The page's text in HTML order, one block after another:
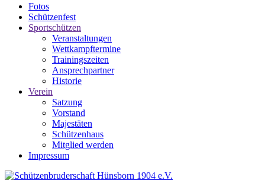
Fotos
Schützenfest
Sportschützen
Veranstaltungen
Wettkampftermine
Trainingszeiten
Ansprechpartner
Historie
Verein
Satzung
Vorstand
Majestäten
Schützenhaus
Mitglied werden
Impressum